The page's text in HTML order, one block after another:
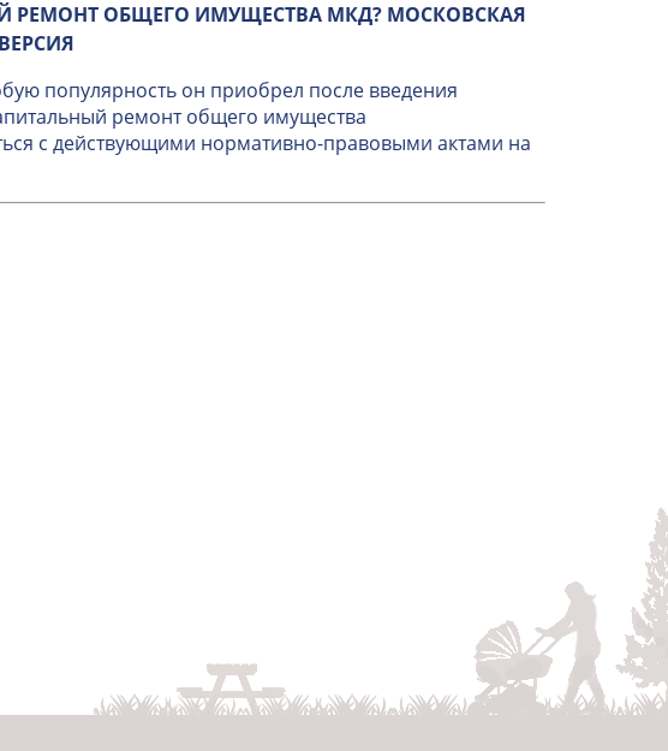
РЕМОНТ ОБЩЕГО ИМУЩЕСТВА МКД? МОСКОВСКАЯ
ВЕРСИЯ
популярность он приобрел после введения
ремонт общего имущества
с действующими нормативно-правовыми актами на